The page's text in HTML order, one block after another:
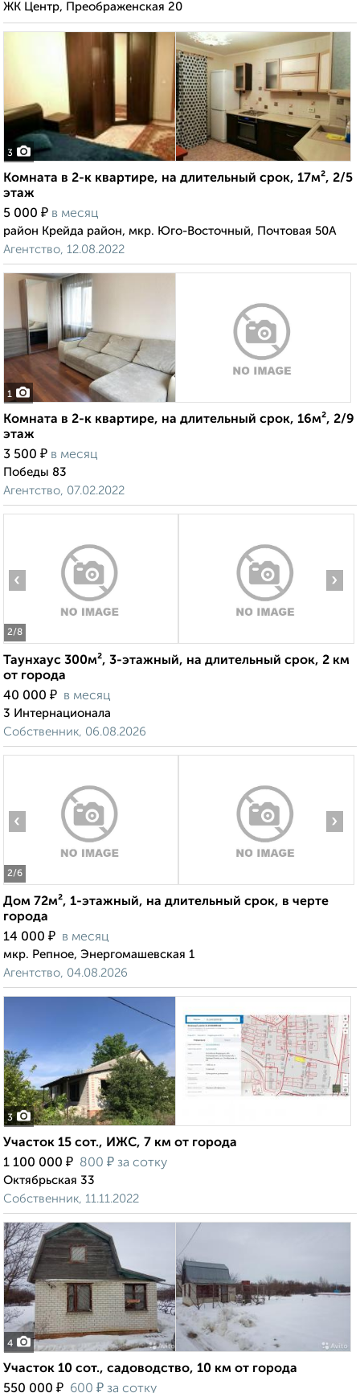
ЖК Центр, Преображенская 20
3
Комната в 2-к квартире, на длительный срок, 17м², 2/5
этаж
5 000 ₽ в месяц
район Крейда район, мкр. Юго-Восточный, Почтовая 50А
Агентство, 12.08.2022
1
Комната в 2-к квартире, на длительный срок, 16м², 2/9
этаж
3 500 ₽ в месяц
Победы 83
Агентство, 07.02.2022
2/8
‹ ›
Таунхаус 300м², 3-этажный, на длительный срок, 2 км
от города
40 000 ₽ в месяц
3 Интернационала
Собственник, 06.08.2026
2/6
‹ ›
Дом 72м², 1-этажный, на длительный срок, в черте
города
14 000 ₽ в месяц
мкр. Репное, Энергомашевская 1
Агентство, 04.08.2026
3
Участок 15 сот., ИЖС, 7 км от города
1 100 000 ₽ 800 ₽ за сотку
Октябрьская 33
Собственник, 11.11.2022
4
Участок 10 сот., садоводство, 10 км от города
550 000 ₽ 600 ₽ за сотку